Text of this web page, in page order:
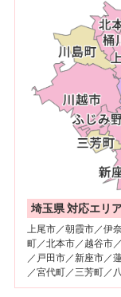
埼玉県 対応エリ
上尾市／朝霞市／伊
町／北本市／越谷市
／戸田市／新座市／
／宮代町／三芳町／